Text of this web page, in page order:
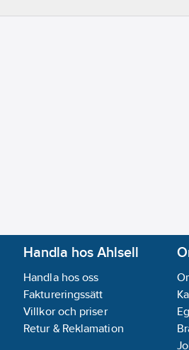
Handla hos Ahlsell
Handla hos oss
Faktureringssätt
Villkor och priser
Retur & Reklamation